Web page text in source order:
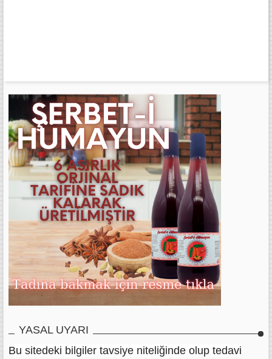
YASAL UYARI
Bu sitedeki bilgiler tavsiye niteliğinde olup tedavi